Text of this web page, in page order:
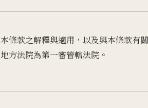
本條款之解釋與適用，以及與本條款有
地方法院為第一審管轄法院。